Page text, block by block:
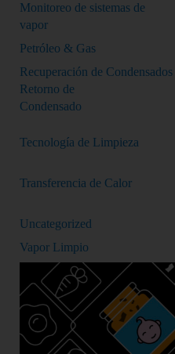
Monitoreo de sistemas de
vapor
Petróleo & Gas
Recuperación de Condensados
Retorno de
Condensado
Tecnología de Limpieza
Transferencia de Calor
Uncategorized
Vapor Limpio